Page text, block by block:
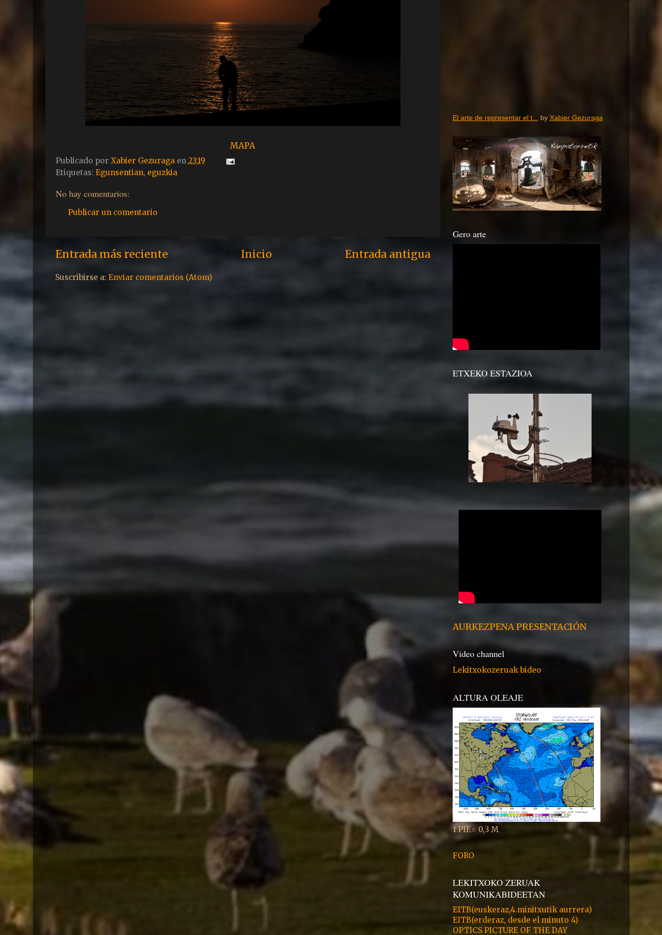
MAPA
Publicado por Xabier Gezuraga en 23:19
Etiquetas: Egunsentian, eguzkia
No hay comentarios:
Publicar un comentario
Entrada más reciente Entrada antigua
Inicio
Suscribirse a: Enviar comentarios (Atom)
El arte de representar el t... by Xabier Gezuraga
Gero arte
ETXEKO ESTAZIOA
AURKEZPENA PRESENTACIÓN
Video channel
Lekitxokozeruak bideo
ALTURA OLEAJE
1 PIE= 0,3 M
FORO
LEKITXOKO ZERUAK
KOMUNIKABIDEETAN
EITB(euskeraz,4.minitxutik aurrera)
EITB(erderaz, desde el minuto 4)
OPTICS PICTURE OF THE DAY